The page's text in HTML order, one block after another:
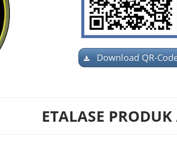
Download QR-
ETALASE